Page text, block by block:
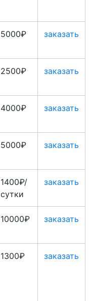
5000₽ заказать
2500₽ заказать
4000₽ заказать
5000₽ заказать
1400₽/
сутки
заказать
10000₽ заказать
1300₽ заказать